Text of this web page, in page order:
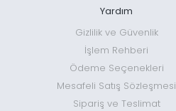
Yardım
Gizlilik ve Güvenlik
İşlem Rehberi
Ödeme Seçenekleri
Mesafeli Satış Sözleşmesi
Sipariş ve Teslimat